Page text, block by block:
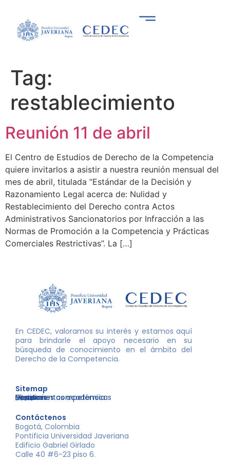
Tag:
restablecimiento
Reunión 11 de abril
El Centro de Estudios de Derecho de la Competencia
quiere invitarlos a asistir a nuestra reunión mensual del
mes de abril, titulada “Estándar de la Decisión y
Razonamiento Legal acerca de: Nulidad y
Restablecimiento del Derecho contra Actos
Administrativos Sancionatorios por Infracción a las
Normas de Promoción a la Competencia y Prácticas
Comerciales Restrictivas”. La […]
En CEDEC, valoramos su interés y estamos aquí
para brindarle el apoyo necesario en su
búsqueda de conocimiento en el ámbito del
Derecho de la Competencia.
Sitemap
Inicio
Nosotros
Libros
Decisiones competencia
Eventos
Herramientas académicas
Contáctenos
Bogotá, Colombia
Pontificia Universidad Javeriana
Edificio Gabriel Girlado
Calle 40 #6-23 piso 6.